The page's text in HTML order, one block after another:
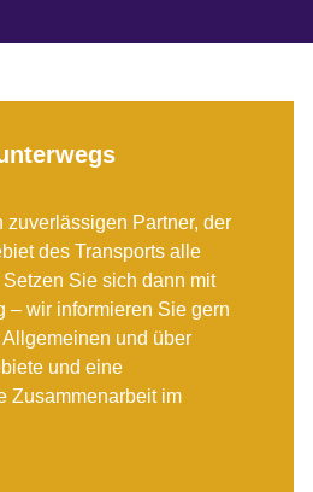
zuverlässigen Partner, der
des Transports alle
Sie sich dann mit
– wir informieren Sie gern
und über
und eine
Zusammenarbeit im